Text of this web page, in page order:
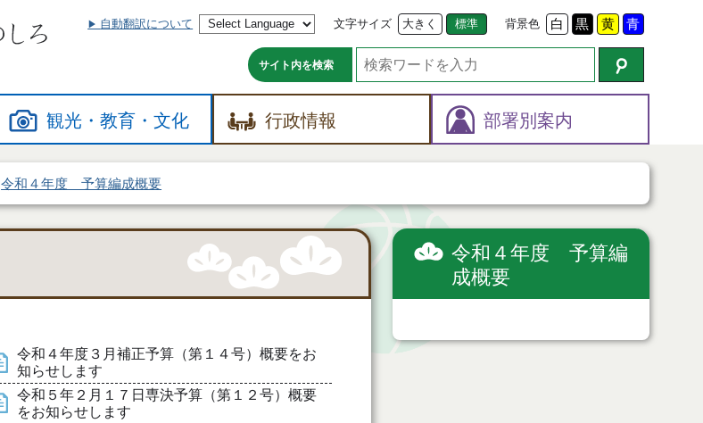
自動翻訳について 文字サイズ 大きく 標準 背景色 白 黒 黄 青
サイト内を検索
観光・教育・文化 行政情報 部署別案内
令和４年度 予算編成概要
令和４年度３月補正予算（第１４号）概要をお
知らせします
令和５年２月１７日専決予算（第１２号）概要
をお知らせします
令和４年度 予算編
成概要